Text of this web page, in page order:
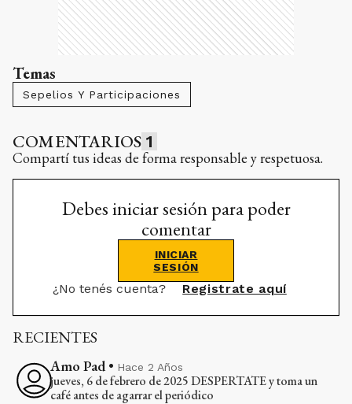
Temas
Sepelios Y Participaciones
COMENTARIOS 1
Compartí tus ideas de forma responsable y respetuosa.
Debes iniciar sesión para poder
comentar
INICIAR
SESIÓN
¿No tenés cuenta? Registrate aquí
RECIENTES
Amo Pad • Hace 2 Años
jueves, 6 de febrero de 2025 DESPERTATE y toma un
café antes de agarrar el periódico